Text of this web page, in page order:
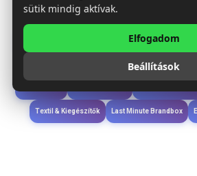
Étkezés & Ivás
Wellness & Ápolás
Textil & Kiegészítők Last Minute Brandbox
sütik mindig aktívak.
Elfogadom
Beállítások